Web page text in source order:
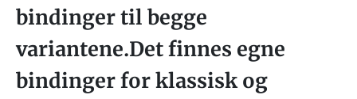
bindinger til begge
variantene.Det finnes egne
bindinger for klassisk og